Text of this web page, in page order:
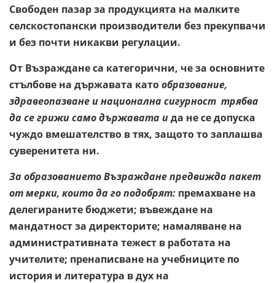
Свободен пазар за продукцията на малките
селскостопански производители без прекупвачи
и без почти никакви регулации.
От Възраждане са категорични, че за основните
стълбове на държавата катообразование,
здравеопазване и национална сигурност трябва
да се грижи само държавата ида не се допуска
чуждо вмешателство в тях, защото то заплашва
суверенитета ни.
За образованието Възраждане предвижда пакет
от мерки, които да го подобрят: премахване на
делегираните бюджети; въвеждане на
мандатност за директорите; намаляване на
административната тежест в работата на
учителите; пренаписване на учебниците по
история и литература в дух на